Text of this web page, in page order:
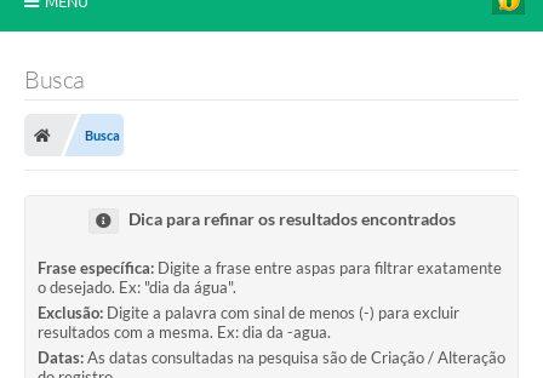
Legislação
Transparência
Ouvidoria
e-SIC
Busca
Busca
Dica para refinar os resultados encontrados
Frase específica: Digite a frase entre aspas para filtrar exatamente
o desejado. Ex: "dia da água".
Exclusão: Digite a palavra com sinal de menos (-) para excluir
resultados com a mesma. Ex: dia da -agua.
Datas:As datas consultadas na pesquisa são de Criação / Alteração